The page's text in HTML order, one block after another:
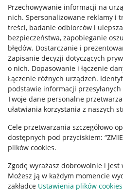
Przechowywanie informacji na
nich. Spersonalizowane reklamy i
treści, badanie odbiorców i
bezpieczeństwa, zapobieganie
błędów. Dostarczanie i
Zapisanie decyzji dotyczących
o nich. Dopasowanie i łączenie
Łączenie różnych urządzeń.
podstawie informacji
Twoje dane personalne
ułatwiania korzystania z naszych
Cele przetwarzania szczegółowo
dostępnych pod przyciskiem:
plików cookies.
Zgodę wyrażasz dobrowolnie i jest
Możesz ją w każdym momencie
zakładce Ustawienia plików cookies
Allegro Gadane dla kupujących
Mapa miejscowości
Informacje prawne
Regulamin
Polityka plików "cookies"
Ustawienia plików "cookies"
Udostępnianie lokalizacji
Informacje dla Aktu o Usługach
Pobierz aplikację